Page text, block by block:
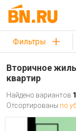
Фильтры
Вторичное
квартир
Найдено вариантов
Отсортированы по